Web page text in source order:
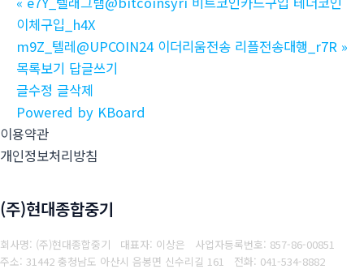
이체구입_h4X
m9Z_텔레@UPCOIN24 이더리움전송 리플전송대행_r7R »
목록보기 답글쓰기
글수정 글삭제
Powered by KBoard
이용약관
개인정보처리방침
(주)현대종합중기
회사명: (주)현대종합중기 대표자: 이상은 사업자등록번호: 857-86-00851
주소: 31442 충청남도 아산시 음봉면 신수리길 161 전화: 041-534-8882